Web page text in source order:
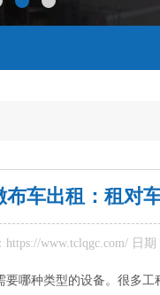
布车出租：租对
https://www.tclqgc.com/日期
哪种类型的设备。很多